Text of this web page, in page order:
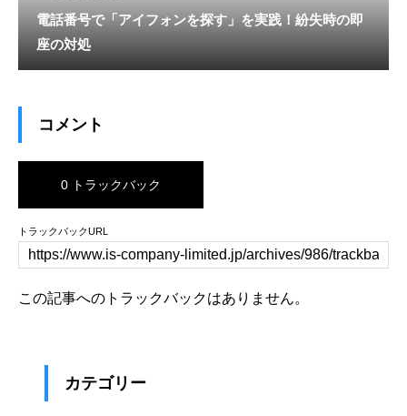
電話番号で「アイフォンを探す」を実践！紛失時の即
座の対処
コメント
0 トラックバック
トラックバックURL
この記事へのトラックバックはありません。
カテゴリー